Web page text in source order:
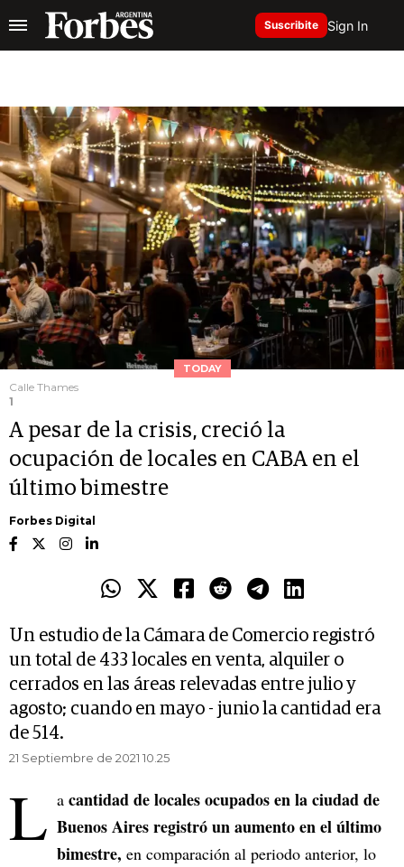
Suscribite Sign In
TODAY
Calle Thames
1
A pesar de la crisis, creció la
ocupación de locales en CABA en el
último bimestre
Forbes Digital
Un estudio de la Cámara de Comercio registró
un total de 433 locales en venta, alquiler o
cerrados en las áreas relevadas entre julio y
agosto; cuando en mayo - junio la cantidad era
de 514.
21 Septiembre de 2021 10.25
L a cantidad de locales ocupados en la ciudad de
Buenos Aires registró un aumento en el último
bimestre, en comparación al periodo anterior, lo